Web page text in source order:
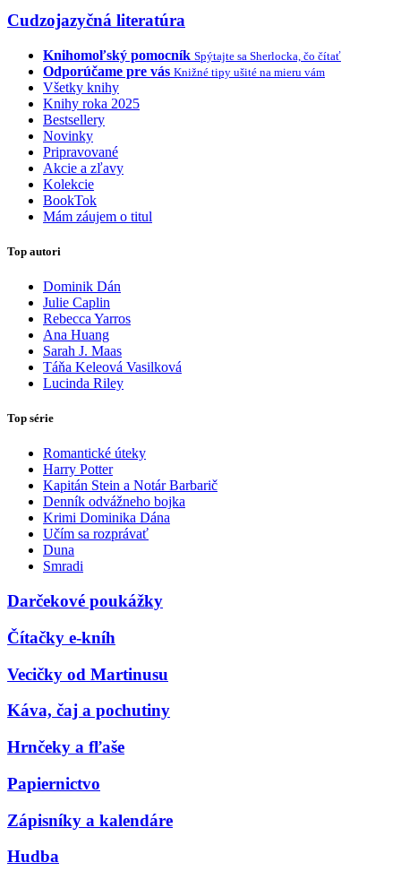
Cudzojazyčná literatúra
Knihomoľský pomocník Spýtajte sa Sherlocka, čo čítať
Odporúčame pre vás Knižné tipy ušité na mieru vám
Všetky knihy
Knihy roka 2025
Bestsellery
Novinky
Pripravované
Akcie a zľavy
Kolekcie
BookTok
Mám záujem o titul
Top autori
Dominik Dán
Julie Caplin
Rebecca Yarros
Ana Huang
Sarah J. Maas
Táňa Keleová Vasilková
Lucinda Riley
Top série
Romantické úteky
Harry Potter
Kapitán Stein a Notár Barbarič
Denník odvážneho bojka
Krimi Dominika Dána
Učím sa rozprávať
Duna
Smradi
Darčekové poukážky
Čítačky e-kníh
Vecičky od Martinusu
Káva, čaj a pochutiny
Hrnčeky a fľaše
Papiernictvo
Zápisníky a kalendáre
Hudba